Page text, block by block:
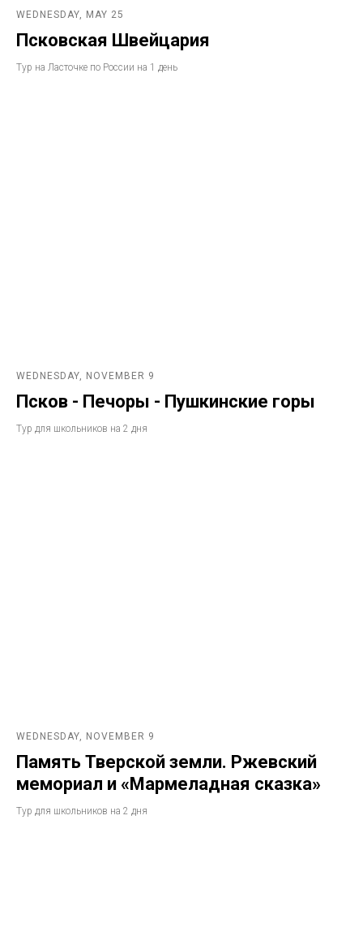
WEDNESDAY, MAY 25
Псковская Швейцария
Тур на Ласточке по России на 1 день
WEDNESDAY, NOVEMBER 9
Псков - Печоры - Пушкинские горы
Тур для школьников на 2 дня
WEDNESDAY, NOVEMBER 9
Память Тверской земли. Ржевский
мемориал и «Мармеладная сказка»
Тур для школьников на 2 дня